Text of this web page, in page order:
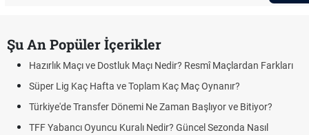
Şu An Popüler İçerikler
Hazırlık Maçı ve Dostluk Maçı Nedir? Resmî Maçlardan Farkları
Süper Lig Kaç Hafta ve Toplam Kaç Maç Oynanır?
Türkiye'de Transfer Dönemi Ne Zaman Başlıyor ve Bitiyor?
TFF Yabancı Oyuncu Kuralı Nedir? Güncel Sezonda Nasıl